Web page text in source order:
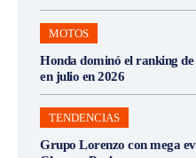
MOTOS
Honda dominó el ranking de
en julio en 2026
TENDENCIAS
Grupo Lorenzo con mega